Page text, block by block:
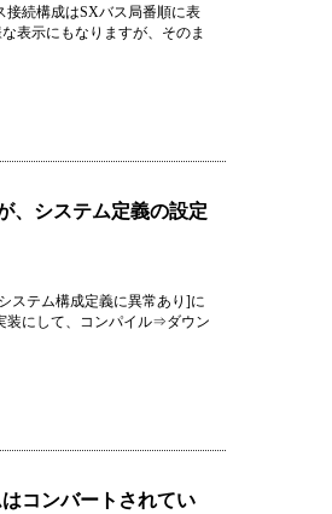
接続構成はSXバス局番順に表
表示にもなりますが、そのま
、システム定義の設定
ステム構成定義に異常あり]に
装にして、コンパイル⇒ダウン
コンバートされてい